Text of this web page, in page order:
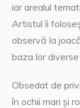
iar arealul
Artistul îi
observă la
baza lor diverse
Obsedat de
în ochii mari și